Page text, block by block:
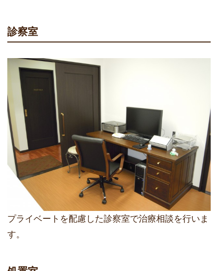
診察室
プライベートを配慮した診察室で治療相談を行いま
す。